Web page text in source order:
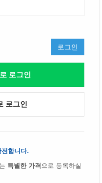
로그인
로그인
로그인
합니다.
특별한 가격 으로 등록하실